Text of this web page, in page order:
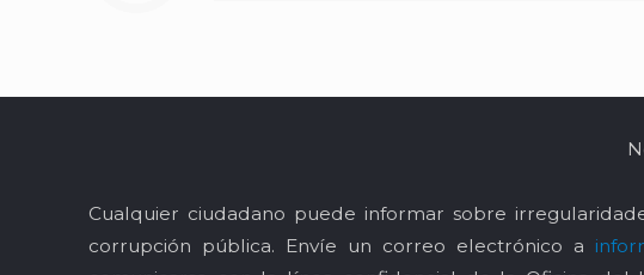
Cualquier ciudadano puede informar sobre
corrupción pública. Envíe un correo electrónico a